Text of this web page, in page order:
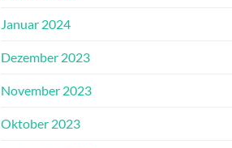
Januar 2024
Dezember 2023
November 2023
Oktober 2023